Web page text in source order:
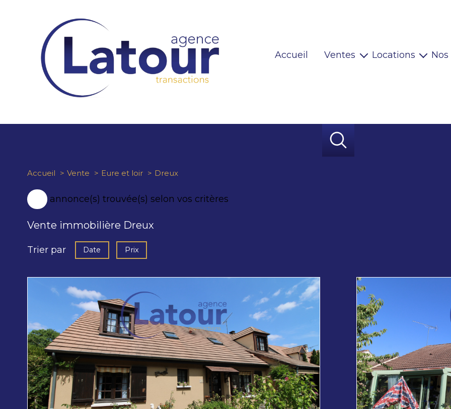
Accueil Ventes
Locaux pro
Immeubles
Locations
Accueil Vente Eure et loir Dreux
annonce(s) trouvée(s) selon vos critères
Vente immobilière Dreux
Trier par Date Prix
voir le
bien